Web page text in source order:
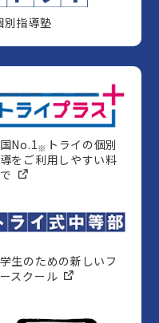
別指導塾
No.1※ トライの個別
をご利用しやすい料
生のための新しいフ
スクール